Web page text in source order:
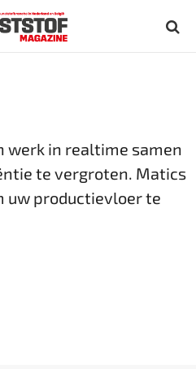
werk in realtime samen
te vergroten. Matics
uw productievloer te